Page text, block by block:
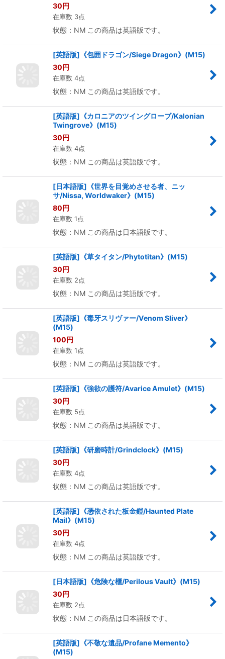
30円
在庫数 3点
状態：NM この商品は英語版です。
[英語版]《包囲ドラゴン/Siege Dragon》(M15)
30円
在庫数 4点
状態：NM この商品は英語版です。
[英語版]《カロニアのツイングローブ/Kalonian
Twingrove》(M15)
30円
在庫数 4点
状態：NM この商品は英語版です。
[日本語版]《世界を目覚めさせる者、ニッ
サ/Nissa, Worldwaker》(M15)
80円
在庫数 1点
状態：NM この商品は日本語版です。
[英語版]《草タイタン/Phytotitan》(M15)
30円
[英語版]《毒牙スリヴァー/Venom Sliver》
(M15)
100円
在庫数 1点
[英語版]《強欲の護符/Avarice Amulet》(M15)
30円
在庫数 5点
[英語版]《研磨時計/Grindclock》(M15)
在庫数 4点
状態：NM この商品は英語版です。
[英語版]《憑依された板金鎧/Haunted Plate
Mail》(M15)
30円
在庫数 4点
状態：NM この商品は英語版です。
[日本語版]《危険な櫃/Perilous Vault》(M15)
30円
状態：NM この商品は日本語版です。